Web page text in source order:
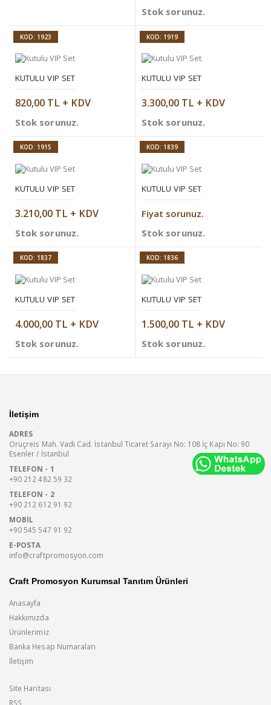
Stok sorunuz.
KOD: 1923
KUTULU VIP SET
820,00 TL + KDV
Stok sorunuz.
KOD: 1919
KUTULU VIP SET
3.300,00 TL + KDV
Stok sorunuz.
KOD: 1915
KUTULU VIP SET
3.210,00 TL + KDV
Stok sorunuz.
KOD: 1839
KUTULU VIP SET
Fiyat sorunuz.
Stok sorunuz.
KOD: 1837
KUTULU VIP SET
4.000,00 TL + KDV
Stok sorunuz.
KOD: 1836
KUTULU VIP SET
1.500,00 TL + KDV
Stok sorunuz.
İletişim
ADRES
Oruçreis Mah. Vadi Cad. İstanbul Ticaret Sarayı No: 108 İç Kapı No: 90
Esenler / İstanbul
TELEFON - 1
+90 212 482 59 32
TELEFON - 2
+90 212 612 91 92
MOBIL
+90 545 547 91 92
E-POSTA
info@craftpromosyon.com
Craft Promosyon Kurumsal Tanıtım Ürünleri
Anasayfa
Hakkımızda
Ürünlerimiz
Banka Hesap Numaraları
İletişim
Site Haritası
RSS